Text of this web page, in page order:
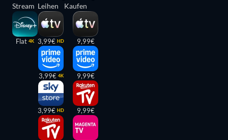
Stream
Flat 4K
Leihen
3,99€ HD
3,99€ 4K
3,99€ HD
Kaufen
9,99€
9,99€
9,99€